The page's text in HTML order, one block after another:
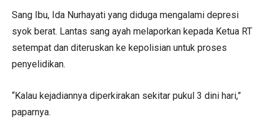
Sang Ibu, Ida Nurhayati yang diduga mengalami depresi
syok berat. Lantas sang ayah melaporkan kepada Ketua RT
setempat dan diteruskan ke kepolisian untuk proses
penyelidikan.
“Kalau kejadiannya diperkirakan sekitar pukul 3 dini hari,”
paparnya.